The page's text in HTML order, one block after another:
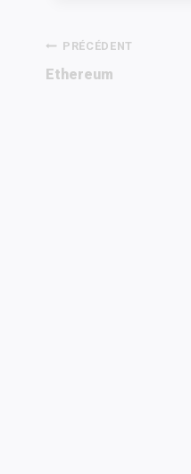
Navigation
PRÉCÉDENT
Ethereum